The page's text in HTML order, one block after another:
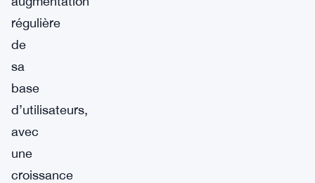
régulière
de
sa
base
d’utilisateurs,
avec
une
croissance